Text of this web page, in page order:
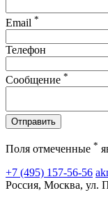
Email *
Телефон
Сообщение *
Отправить
Поля отмеченные *
+7 (495) 157-56-56
Россия, Москва, ул.